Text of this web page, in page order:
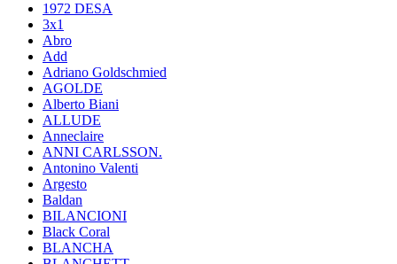
1972 DESA
3x1
Abro
Add
Adriano Goldschmied
AGOLDE
Alberto Biani
ALLUDE
Anneclaire
ANNI CARLSSON.
Antonino Valenti
Argesto
Baldan
BILANCIONI
Black Coral
BLANCHA